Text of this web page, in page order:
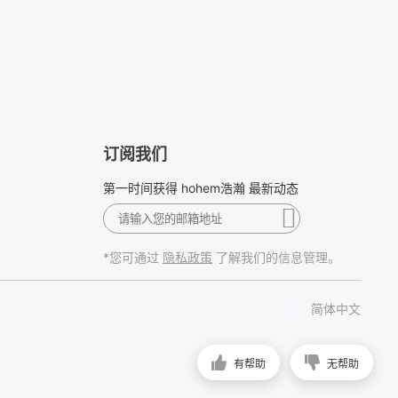
有帮助 无帮助
订阅我们
第一时间获得 hohem浩瀚 最新动态
*您可通过 隐私政策 了解我们的信息管理。
简体中文